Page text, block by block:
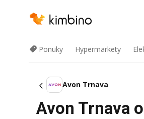
Ponuky Hypermarkety
Avon Trnava
Avon Trnava